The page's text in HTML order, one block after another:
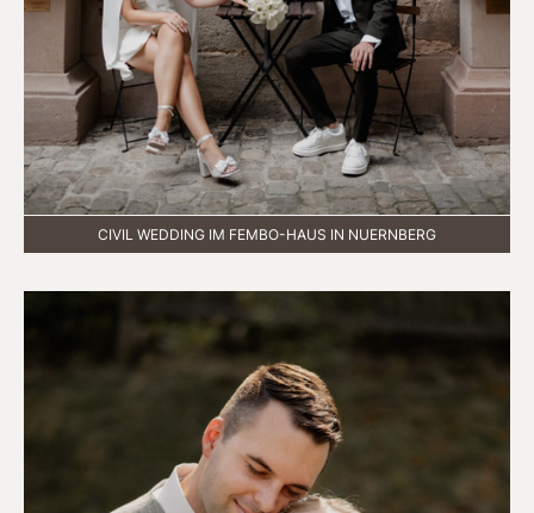
CIVIL WEDDING IM FEMBO-HAUS IN NUERNBERG